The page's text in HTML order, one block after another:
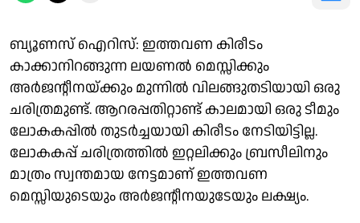
ബ്യൂണസ് ഐറിസ്: ഇത്തവണ കിരീടം
കാക്കാനിറങ്ങുന്ന ലയണൽ മെസ്സിക്കും
അർജൻ്റീനയ്ക്കും മുന്നിൽ വിലങ്ങുതടിയായി ഒരു
ചരിത്രമുണ്ട്. ആറരപ്പതിറ്റാണ്ട് കാലമായി ഒരു ടീമും
ലോകകപ്പിൽ തുടർച്ചയായി കിരീടം നേടിയിട്ടില്ല.
ലോകകപ്പ് ചരിത്രത്തിൽ ഇറ്റലിക്കും ബ്രസീലിനും
മാത്രം സ്വന്തമായ നേട്ടമാണ് ഇത്തവണ
മെസ്സിയുടെയും അർജൻ്റീനയുടേയും ലക്ഷ്യം.